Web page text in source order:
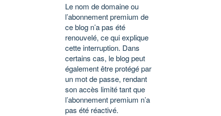
Le nom de domaine ou
l’abonnement premium de
ce blog n’a pas été
renouvelé, ce qui explique
cette interruption. Dans
certains cas, le blog peut
également être protégé par
un mot de passe, rendant
son accès limité tant que
l’abonnement premium n’a
pas été réactivé.